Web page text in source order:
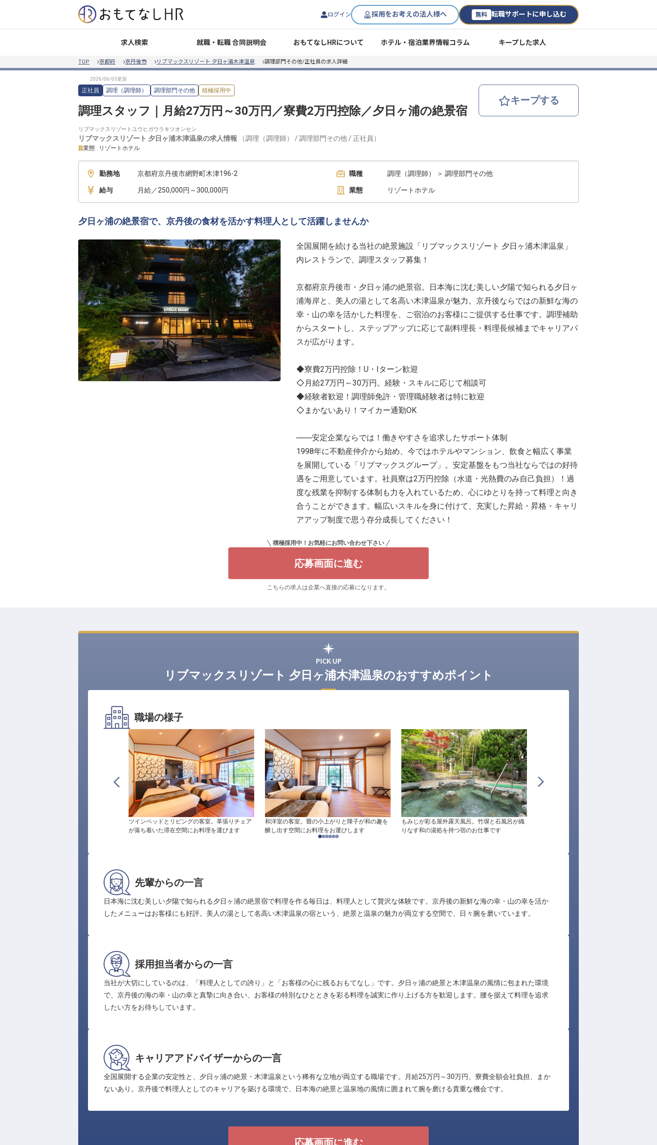
ログイン 採用をお考えの法人様へ 無料 転職サポートに申し込む
求人検索 就職・転職 合同説明会 おもてなしHRについて ホテル・宿泊業界情報コラム キープした求人
TOP 京都府 京丹後市 リブマックスリゾート 夕日ヶ浦木津温泉 調理部門その他/正社員の求人詳細
キープする
正社員 調理（調理師） 調理部門その他 積極採用中
調理スタッフ｜月給27万円～30万円／寮費2万円控除／夕日ヶ浦の絶景宿
リブマックスリゾートユウヒガウラキツオンセン
リブマックスリゾート 夕日ヶ浦木津温泉の求人情報 （調理（調理師） /調理部門その他 / 正社員 ）
業態 リゾートホテル
勤務地 京都府京丹後市網野町木津196-2 職種 調理（調理師） ＞ 調理部門その他
給与 月給／250,000円～300,000円 業態 リゾートホテル
夕日ヶ浦の絶景宿で、京丹後の食材を活かす料理人として活躍しませんか
全国展開を続ける当社の絶景施設「リブマックスリゾート 夕日ヶ浦木津温泉」
内レストランで、調理スタッフ募集！
京都府京丹後市・夕日ヶ浦の絶景宿。日本海に沈む美しい夕陽で知られる夕日ヶ
浦海岸と、美人の湯として名高い木津温泉が魅力。京丹後ならではの新鮮な海の
幸・山の幸を活かした料理を、ご宿泊のお客様にご提供する仕事です。調理補助
からスタートし、ステップアップに応じて副料理長・料理長候補までキャリアパ
スが広がります。
◆寮費2万円控除！U・Iターン歓迎
◇月給27万円～30万円。経験・スキルに応じて相談可
◆経験者歓迎！調理師免許・管理職経験者は特に歓迎
◇まかないあり！マイカー通勤OK
――安定企業ならでは！働きやすさを追求したサポート体制
1998年に不動産仲介から始め、今ではホテルやマンション、飲食と幅広く事業
を展開している「リブマックスグループ」。安定基盤をもつ当社ならではの好待
遇をご用意しています。社員寮は2万円控除（水道・光熱費のみ自己負担）！過
度な残業を抑制する体制も力を入れているため、心にゆとりを持って料理と向き
合うことができます。幅広いスキルを身に付けて、充実した昇給・昇格・キャリ
アアップ制度で思う存分成長してください！
積極採用中！お気軽にお問い合わせ下さい
応募画面に進む
こちらの求人は企業へ直接の応募になります。
PICK UP
リブマックスリゾート 夕日ヶ浦木津温泉のおすすめポイント
職場の様子
ツインベッドとリビングの客室。革張りチェア
が落ち着いた滞在空間にお料理を運びます
和洋室の客室。畳の小上がりと障子が和の趣を
醸し出す空間にお料理をお運びします
もみじが彩る屋外露天風呂。竹塀と石風呂が織
りなす和の湯処を持つ宿のお仕事です
先輩からの一言
日本海に沈む美しい夕陽で知られる夕日ヶ浦の絶景宿で料理を作る毎日は、料理人として贅沢な体験です。京丹後の新鮮な海の幸・山の幸を活か
したメニューはお客様にも好評。美人の湯として名高い木津温泉の宿という、絶景と温泉の魅力が両立する空間で、日々腕を磨いています。
採用担当者からの一言
当社が大切にしているのは、「料理人としての誇り」と「お客様の心に残るおもてなし」です。夕日ヶ浦の絶景と木津温泉の風情に包まれた環境
で、京丹後の海の幸・山の幸と真摯に向き合い、お客様の特別なひとときを彩る料理を誠実に作り上げる方を歓迎します。腰を据えて料理を追求
したい方をお待ちしています。
キャリアアドバイザーからの一言
全国展開する企業の安定性と、夕日ヶ浦の絶景・木津温泉という稀有な立地が両立する職場です。月給25万円～30万円、寮費全額会社負担、まか
ないあり。京丹後で料理人としてのキャリアを築ける環境で、日本海の絶景と温泉地の風情に囲まれて腕を磨ける貴重な機会です。
応募画面に進む